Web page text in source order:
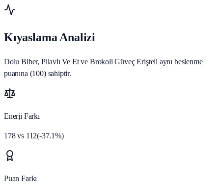
Kıyaslama Analizi
Dolu Biber, Pilavlı Ve Et ve Brokoli Güveç Erişteli aynı beslenme
puanına (100) sahiptir.
Enerji Farkı
178vs 112(-37.1%)
Puan Farkı